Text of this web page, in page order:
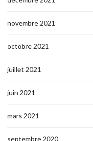
novembre 2021
octobre 2021
juillet 2021
juin 2021
mars 2021
septembre 2020